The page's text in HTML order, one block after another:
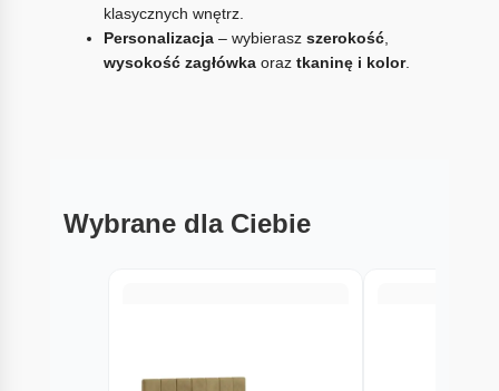
klasycznych wnętrz.
Personalizacja– wybierasz szerokość,
wysokość zagłówkaoraz tkaninę i kolor.
Wybrane dla Ciebie